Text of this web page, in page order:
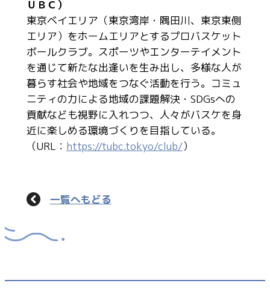
ＵＢＣ）
東京ベイエリア（東京湾岸・隅田川、東京東側
エリア）をホームエリアとするプロバスケット
ボールクラブ。スポーツやエンターテイメント
を通じて新たな出逢いを生み出し、多様な人が
暮らす社会や地域をつなぐ活動を行う。コミュ
ニティの力による地域の課題解決・SDGsへの
貢献なども視野に入れつつ、人々がバスケを身
近に楽しめる環境づくりを目指している。
（URL： https://tubc.tokyo/club/）
一覧へもどる